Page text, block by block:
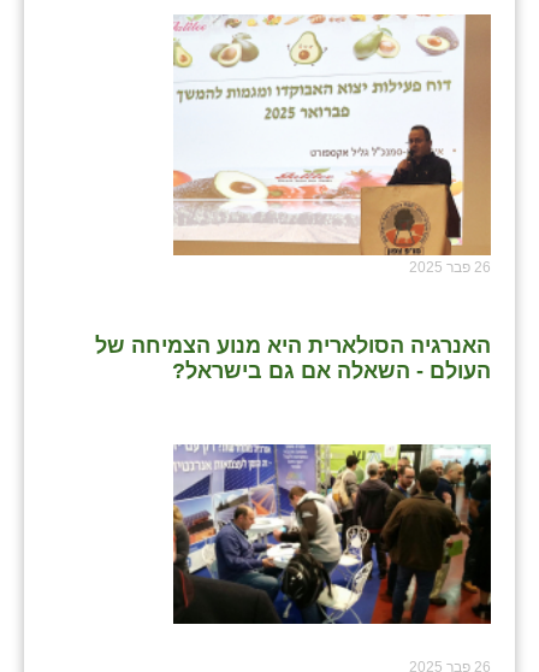
26 פבר 2025
האנרגיה הסולארית היא מנוע הצמיחה של
העולם - השאלה אם גם בישראל?
26 פבר 2025